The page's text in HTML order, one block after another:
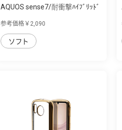
AQUOS sense7/耐衝撃ﾊｲﾌﾞﾘｯﾄﾞ
参考価格￥2,090
ソフト